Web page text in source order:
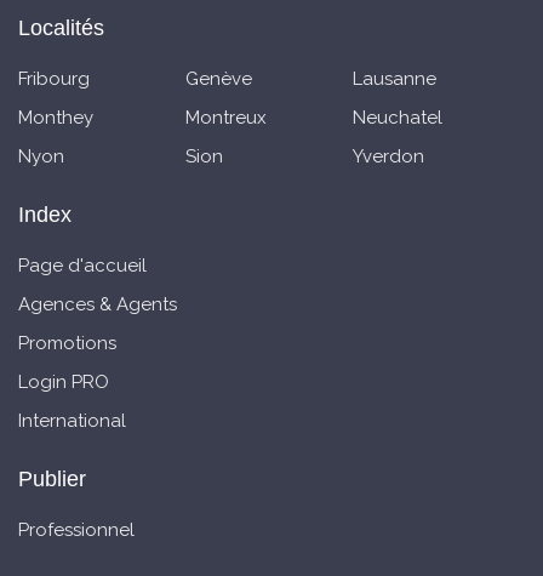
Localités
Fribourg Genève
Lausanne
Monthey
Montreux
Neuchatel
Nyon
Sion Yverdon
Index
Page d'accueil
Agences & Agents
Promotions
Login PRO
International
Publier
Professionnel